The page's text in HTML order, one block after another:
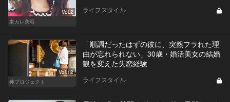
Vol.2
東カレ美容
ライフスタイル
Vol.12
神プロジェクト
「順調だったはずの彼に、突然フラれた理
由が忘れられない」30歳・婚活美女の結婚
観を変えた失恋経験
ライフスタイル